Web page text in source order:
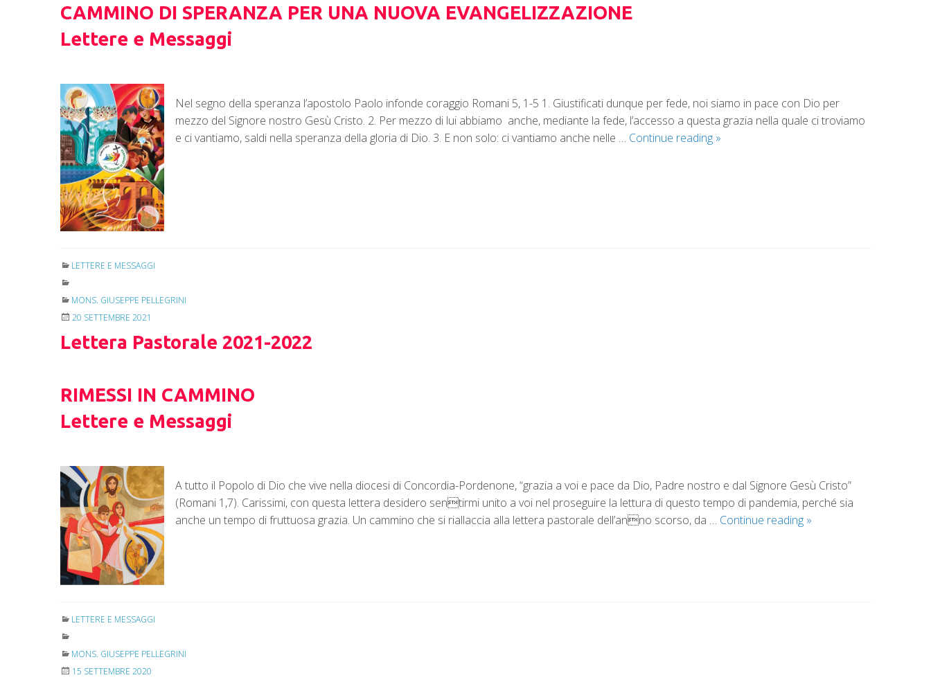
CAMMINO DI SPERANZA PER UNA NUOVA EVANGELIZZAZIONE
Lettere e Messaggi
Nel segno della speranza l’apostolo Paolo infonde coraggio Romani 5, 1-5 1. Giustificati dunque per fede, noi siamo in pace con Dio per
mezzo del Signore nostro Gesù Cristo. 2. Per mezzo di lui abbiamo anche, mediante la fede, l’accesso a questa grazia nella quale ci troviamo
e ci vantiamo, saldi nella speranza della gloria di Dio. 3. E non solo: ci vantiamo anche nelle … Continue reading »
LETTERE E MESSAGGI
MONS. GIUSEPPE PELLEGRINI
20 SETTEMBRE 2021
Lettera Pastorale 2021-2022
RIMESSI IN CAMMINO
Lettere e Messaggi
A tutto il Popolo di Dio che vive nella diocesi di Concordia-Pordenone, “grazia a voi e pace da Dio, Padre nostro e dal Signore Gesù Cristo”
(Romani 1,7). Carissimi, con questa lettera desidero sentirmi unito a voi nel proseguire la lettura di questo tempo di pandemia, perché sia
anche un tempo di fruttuosa grazia. Un cammino che si riallaccia alla lettera pastorale dell’anno scorso, da … Continue reading »
LETTERE E MESSAGGI
MONS. GIUSEPPE PELLEGRINI
15 SETTEMBRE 2020